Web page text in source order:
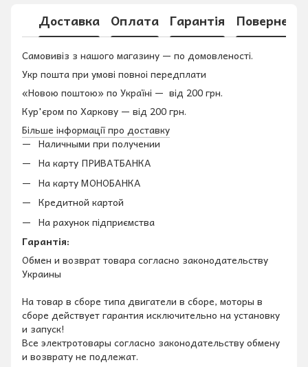
Доставка Оплата Гарантія
Самовивіз з нашого магазину — по домовленості.
Укр пошта при умові повноі передплати
«Новою поштою» по Україні — від 200 грн.
Кур'єром по Харкову — від 200 грн.
Більше інформації про доставку
Наличными при получении
На карту ПРИВАТБАНКА
На карту МОНОБАНКА
Кредитной картой
На рахунок підприємства
Гарантія:
Обмен и возврат товара согласно законодательству
Украины
На товар в сборе типа двигатели в сборе, моторы в
сборе действует гарантия исключительно на установку
и запуск!
Все электротовары согласно законодательству обмену
и возврату не подлежат.